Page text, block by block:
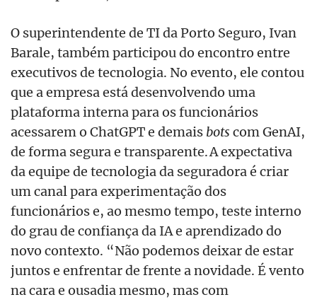
O superintendente de TI da Porto Seguro, Ivan
Barale, também participou do encontro entre
executivos de tecnologia. No evento, ele contou
que a empresaestá desenvolvendo uma
plataforma interna para os funcionários
acessarem o ChatGPT e demais bots com GenAI,
de forma segura e transparente.A expectativa
da equipe de tecnologia da seguradora é criar
um canal para experimentação dos
funcionários e, ao mesmo tempo, teste interno
do grau de confiança da IA e aprendizado do
novo contexto. “Não podemos deixar de estar
juntos e enfrentar de frente a novidade. É vento
na cara e ousadia mesmo, mas com